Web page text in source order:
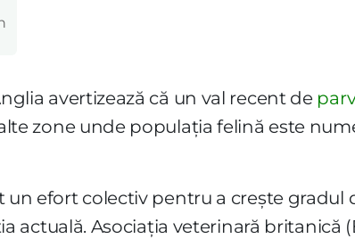
avertizează că un val recent de
zone unde populația felină este
efort colectiv pentru a crește gradul
actuală. Asociația veterinară britanică